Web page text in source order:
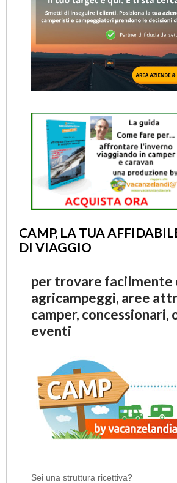
CAMP, LA TUA
DI VIAGGIO
per trovare facilmente
agricampeggi, aree
camper, concessionari,
eventi
Sei una struttura ricettiva?